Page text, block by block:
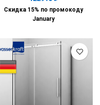
Скидка 15% по промокоду
January